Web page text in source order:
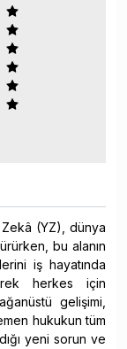
Zekâ (YZ), dünya
bu alanın
iş hayatında
herkes için
gelişimi,
hukukun tüm
yeni sorun ve